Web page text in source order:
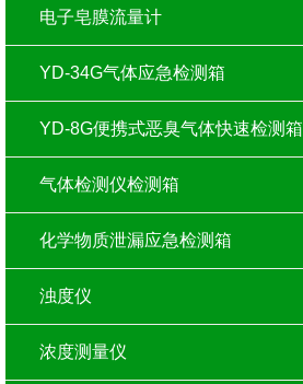
电子皂膜流量计
YD-34G气体应急检测箱
YD-8G便携式恶臭气体快速检测箱
气体检测仪检测箱
化学物质泄漏应急检测箱
浊度仪
浓度测量仪